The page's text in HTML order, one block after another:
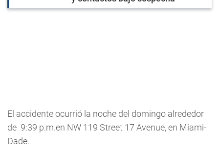
El accidente ocurrió la noche del domingo alrededor
de  9:39 p.m.en NW 119 Street 17 Avenue, en Miami-
Dade.